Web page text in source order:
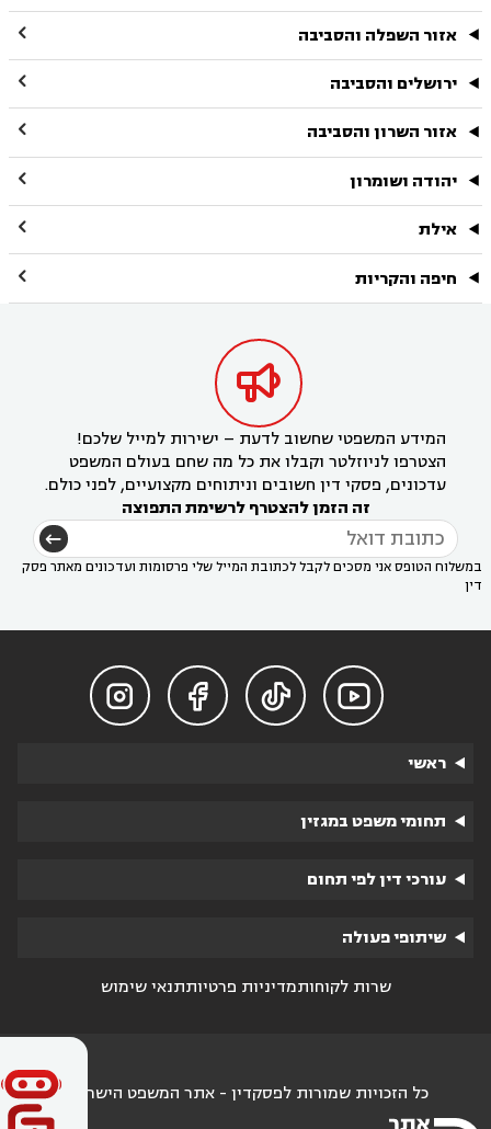
אזור השפלה והסביבה 
ירושלים והסביבה 
אזור השרון והסביבה 
יהודה ושומרון 
אילת 
חיפה והקריות 

המידע המשפטי שחשוב לדעת – ישירות למייל שלכם!
הצטרפו לניוזלטר וקבלו את כל מה שחם בעולם המשפט
עדכונים, פסקי דין חשובים וניתוחים מקצועיים, לפני כולם.
זה הזמן להצטרף לרשימת התפוצה
במשלוח הטופס אני מסכים לקבל לכתובת המייל שלי פרסומות ועדכונים מאתר פסק
דין




ראשי
תחומי משפט במגזין
עורכי דין לפי תחום
שיתופי פעולה
שרות לקוחותמדיניות פרטיותתנאי שימוש
כל הזכויות שמורות לפסקדין - אתר המשפט הישראלי